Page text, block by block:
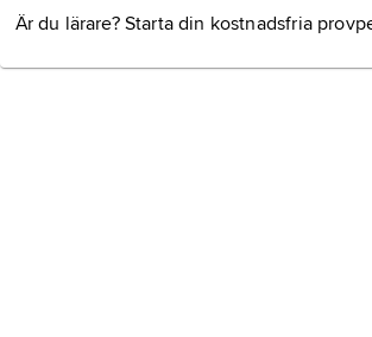
Är du lärare? Starta din kostnadsfria